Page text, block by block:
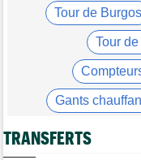
Tour de France Femmes
Kim Le Court
Isaac Del Toro
Tour de Burgos
Felix Gall :
Agenda
Tour de Burgos
Tour
Gants
Casque
TRANSFERTS